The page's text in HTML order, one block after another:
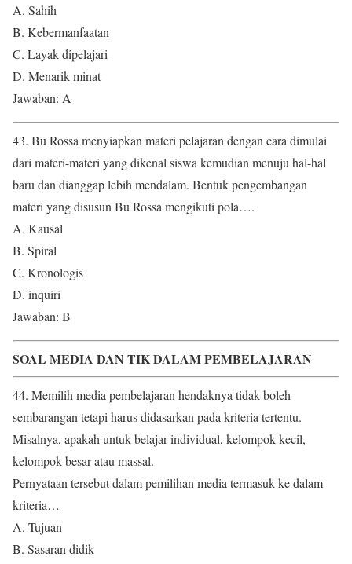
A. Sahih
B. Kebermanfaatan
C. Layak dipelajari
D. Menarik minat
Jawaban: A
43. Bu Rossa menyiapkan materi pelajaran dengan cara dimulai
dari materi-materi yang dikenal siswa kemudian menuju hal-hal
baru dan dianggap lebih mendalam. Bentuk pengembangan
materi yang disusun Bu Rossa mengikuti pola….
A. Kausal
B. Spiral
C. Kronologis
D. inquiri
Jawaban: B
SOAL MEDIA DAN TIK DALAM PEMBELAJARAN
44. Memilih media pembelajaran hendaknya tidak boleh
sembarangan tetapi harus didasarkan pada kriteria tertentu.
Misalnya, apakah untuk belajar individual, kelompok kecil,
kelompok besar atau massal.
Pernyataan tersebut dalam pemilihan media termasuk ke dalam
kriteria…
A. Tujuan
B. Sasaran didik